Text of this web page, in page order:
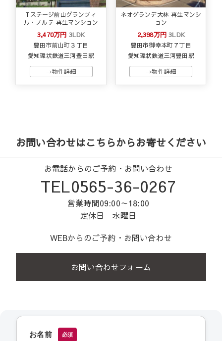
Tステージ前山グランヴィ
ル・ノルテ 再生マンション
3,470万円 3LDK
豊田市前山町３丁目
愛知環状鉄道三河豊田駅
→物件詳細
ネオグランデ大林 再生マンシ
ョン
2,398万円3LDK
豊田市御幸本町７丁目
愛知環状鉄道三河豊田駅
→物件詳細
お問い合わせはこちらからお寄せください
お電話からのご予約・お問い合わせ
TEL0565-36-0267
営業時間09:00～18:00
定休日 水曜日
WEBからのご予約・お問い合わせ
お問い合わせフォーム
お名前 必須